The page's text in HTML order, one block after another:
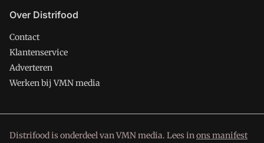
Over Distrifood
Contact
Klantenservice
Adverteren
Werken bij VMN media
Distrifood is onderdeel van VMN media. Lees inons manifest